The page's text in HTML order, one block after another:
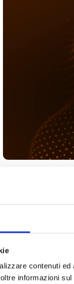
contenuti
informazioni
versões